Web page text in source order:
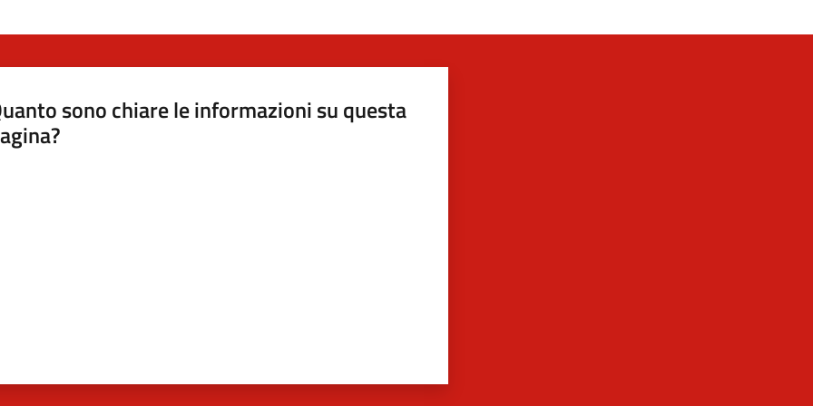
sono chiare le informazioni su questa